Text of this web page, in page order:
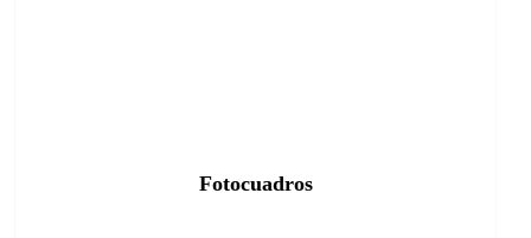
Fotocuadros